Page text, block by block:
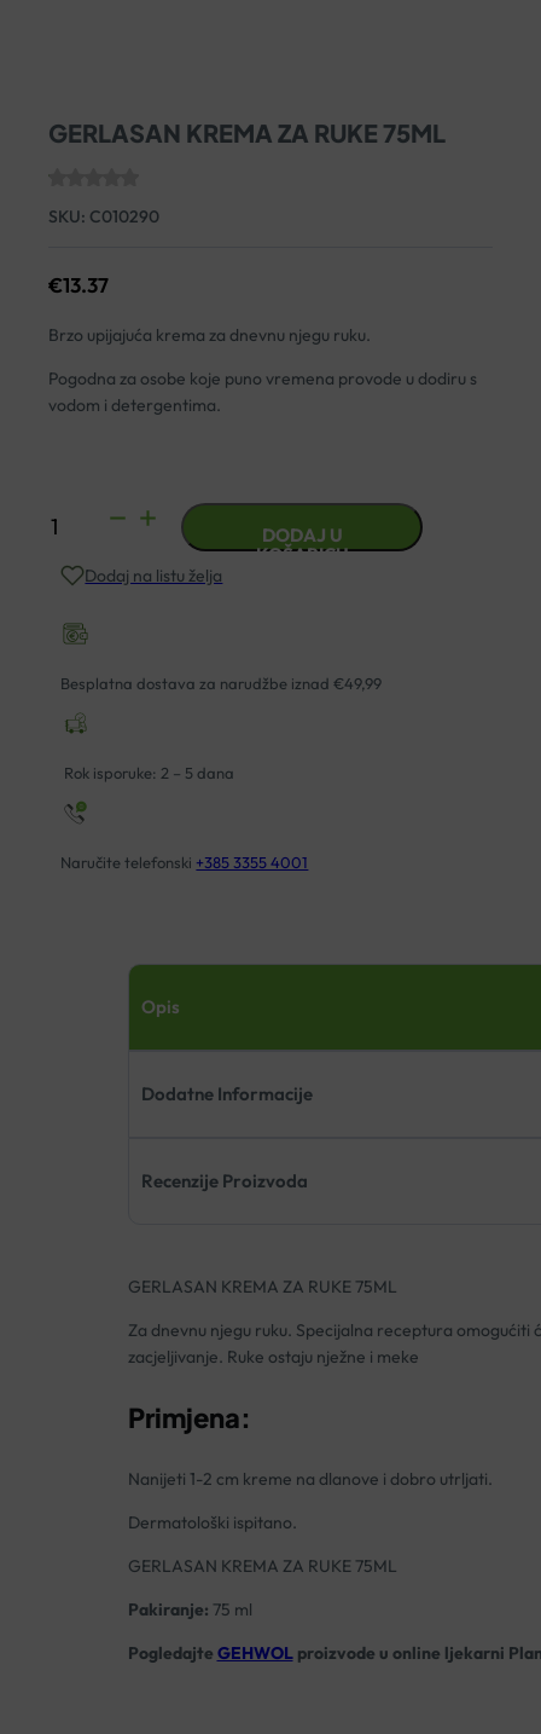
GERLASAN KREMA ZA RUKE 75ML
SKU: C010290
€13.37
Brzo upijajuća krema za dnevnu njegu ruku.
Pogodna za osobe koje puno vremena provode u dodiru s
vodom i detergentima.
GERLASAN
ZA
75ML
količina
DODAJ U
KOŠARICU
Dodaj na listu želja
Besplatna dostava za narudžbe iznad €49,99
Rok isporuke: 2 – 5 dana
Naručite telefonski +385 3355 4001
Opis
Dodatne Informacije
Recenzije Proizvoda
GERLASAN KREMA ZA RUKE 75ML
Za dnevnu njegu ruku. Specijalna receptura omogućiti
zacjeljivanje. Ruke ostaju nježne i meke
Primjena:
Nanijeti 1-2 cm kreme na dlanove i dobro utrljati.
Dermatološki ispitano.
GERLASAN KREMA ZA RUKE 75ML
Pakiranje: 75 ml
Pogledajte GEHWOLproizvode u online ljekarni